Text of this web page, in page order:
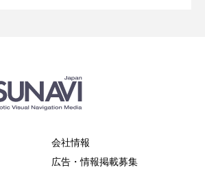
会社情報
広告・情報掲載募集